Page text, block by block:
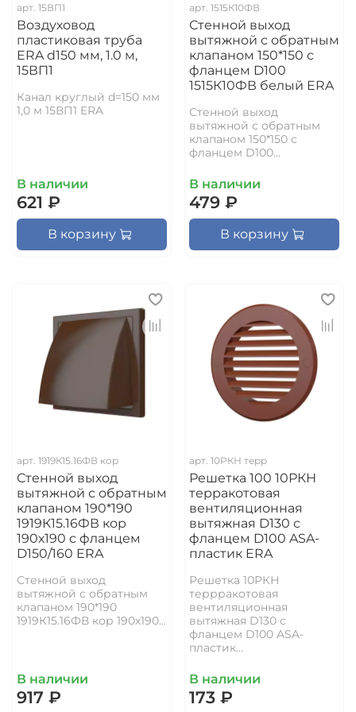
арт. 15ВП1
Воздуховод
пластиковая труба
ERA d150 мм, 1.0 м,
15ВП1
Канал круглый d=150 мм
1,0 м 15ВП1 ERA
В наличии
621 ₽
В корзину
арт. 1515К10ФВ
Стенной выход
вытяжной с обратным
клапаном 150*150 с
фланцем D100
1515К10ФВ белый ERA
Стенной выход
вытяжной с обратным
клапаном 150*150 с
фланцем D100...
В наличии
479 ₽
В корзину
арт. 1919К15.16ФВ кор
Стенной выход
вытяжной с обратным
клапаном 190*190
1919К15.16ФВ кор
190х190 с фланцем
D150/160 ERA
Стенной выход
вытяжной с обратным
клапаном 190*190
1919К15.16ФВ кор 190х190...
В наличии
917 ₽
арт. 10РКН терр
Решетка 100 10РКН
терракотовая
вентиляционная
вытяжная D130 с
фланцем D100 ASA-
пластик ERA
Решетка 10РКН
террракотовая
вентиляционная
вытяжная D130 с
фланцем D100 ASA-
пластик...
В наличии
173 ₽